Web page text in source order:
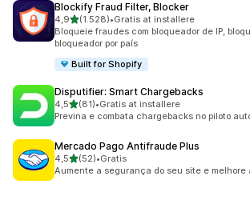
Blockify Fraud Filter, Blocker
4,9ud af 5 stjerner
(1.528)
1528 anmeldelser i alt
•Gratis at installere
Bloqueie fraudes com bloqueador de IP,
bloqueador por país
Built for Shopify
Disputifier: Smart Chargebacks
4,5ud af 5 stjerner
(81)
81 anmeldelser i alt
•Gratis at installere
Previna e combata chargebacks no piloto
Mercado Pago Antifraude Plus
4,5ud af 5 stjerner
(52)
52 anmeldelser i alt
•Gratis
Aumente a segurança do seu site e melhore